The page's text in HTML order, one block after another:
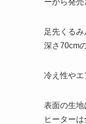
ーから発売
足先くる
深さ70cm
冷え性や
表面の生地
ヒーター